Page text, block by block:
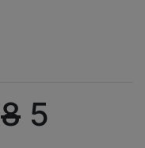
8 5